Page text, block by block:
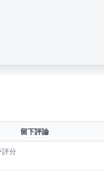
留下評論
評分